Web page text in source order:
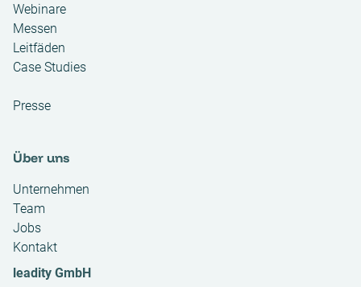
Webinare
Messen
Leitfäden
Case Studies
Presse
Über uns
Unternehmen
Team
Jobs
Kontakt
leadity GmbH